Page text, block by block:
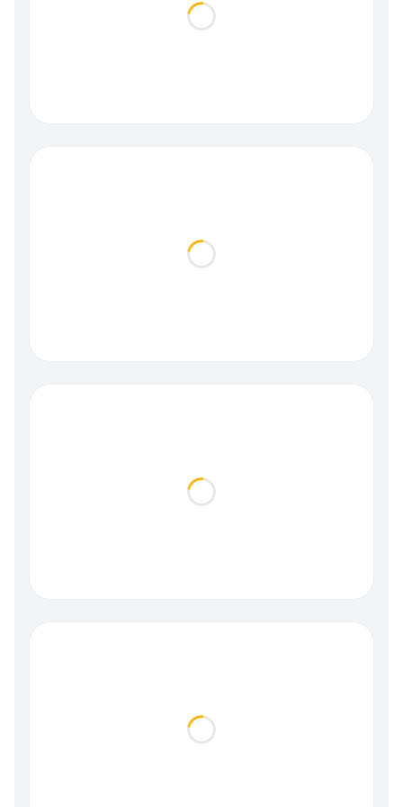
Loading...
Loading...
Loading...
Loading...